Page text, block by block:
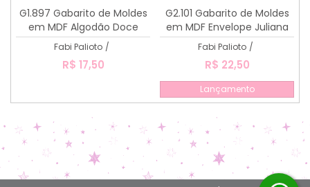
G1.897 Gabarito de Moldes
em MDF Algodão Doce
Porta Bombom
Fabi Palioto /
R$ 17,50
G2.101 Gabarito de Moldes
em MDF Envelope Juliana
A4
Fabi Palioto /
R$ 22,50
Lançamento